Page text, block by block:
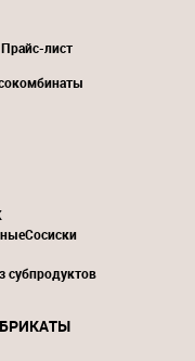
Прайс-лист
Сосиски
субпродуктов